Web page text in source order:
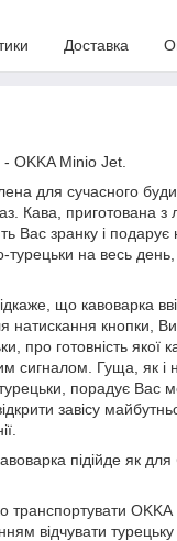
Доставка
OKKA Minio Jet.
для сучасного
Кава, приготована з
Вас зранку і
на весь
що кавоварка
натискання кнопки,
про готовність якої
сигналом. Гуща, як і
порадує Вас
завісу
підійде як для
транспортувати
відчувати